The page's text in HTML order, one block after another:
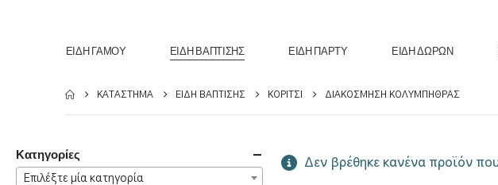
ΕΊΔΗ ΓΆΜΟΥ ΕΊΔΗ ΒΆΠΤΙΣΗΣ ΕΊΔΗ ΠΆΡΤΥ ΕΊΔΗ ΔΏΡΩΝ
ΚΑΤΆΣΤΗΜΑ ΕΊΔΗ ΒΆΠΤΙΣΗΣ ΚΟΡΊΤΣΙ ΔΙΑΚΌΣΜΗΣΗ ΚΟΛΥΜΠΉΘΡΑΣ
Δεν βρέθηκε κανένα προϊόν
Κατηγορίες
Επιλέξτε μία κατηγορία